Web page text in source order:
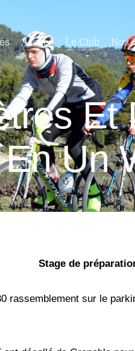
Accueil Le Club Nos
Et
Un
Stage de
rassemblement sur le